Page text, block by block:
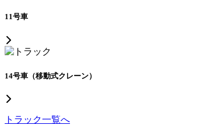
11号車
14号車（移動式クレーン）
トラック一覧へ